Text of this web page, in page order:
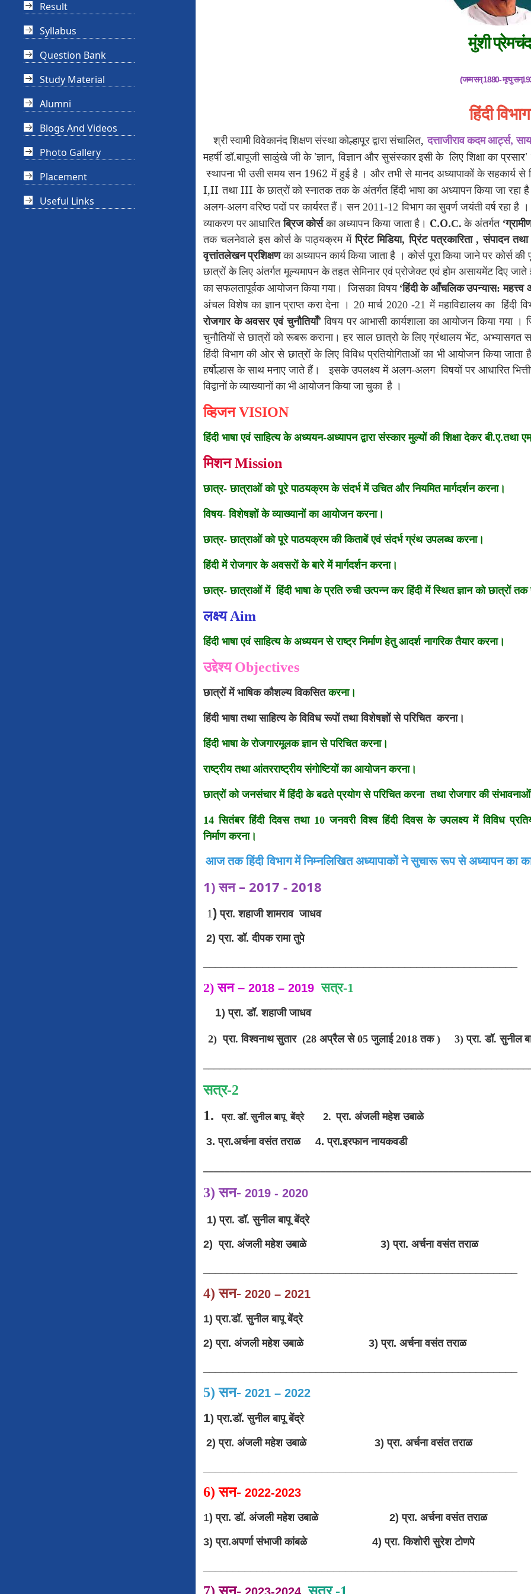
Result
Syllabus
Question Bank
Study Material
Alumni
Blogs And Videos
Photo Gallery
Placement
Useful Links
मुंशी प्रेमचंद
(जन्म सन् 1880- मृत्यु
हिंदीविभाग
श्री स्वामी विवेकानंद शिक्षण संस्था कोल्हापूर द्वारा संचालित,दत्ताजीराव कदम आर्ट्स,
महर्षी डॉ.बापूजी साळुंखे जी के 'ज्ञान,विज्ञान और सुसंस्कार इसी के लिए शिक्षा का प्रसार'
स्थापना भी उसी समय सन 1962में हुई है । और तभी से मानद अध्यापाकों के सहकार्य से
I,IIतथा IIIके छात्रों को स्नातक तक के अंतर्गत हिंदी भाषा का अध्यापन किया जा रहा
अलग-अलग वरिष्ठ पदों पर कार्यरत हैं। सन2011-12विभाग का सुवर्ण जयंती वर्ष रहा है ।
व्याकरण पर आधारित ब्रिज कोर्स का अध्यापन किया जाता है। C.O.C. के अंतर्गत ‘
तक चलनेवाले इस कोर्स के पाठ्यक्रम में प्रिंट मिडिया,प्रिंट पत्रकारिता,संपादन तथा
वृत्तांतलेखन प्रशिक्षण का अध्यापन कार्य किया जाता है । कोर्स पूरा किया जाने पर कोर्स की
छात्रों के लिए अंतर्गत मूल्यमापन के तहत सेमिनार एवं प्रोजेक्ट एवं होम असायमेंट दिए जाते
का सफलतापूर्वक आयोजन किया गया। जिसका विषय ‘हिंदी के आँचलिक उपन्यास:महत्त्व
अंचल विशेष का ज्ञान प्राप्त करा देना । 20मार्च2020 -21में महाविद्यालय का हिंदी
रोजगार के अवसर एवं चुनौतियाँ’ विषय पर आभासी कार्यशाला का आयोजन किया गया ।
चुनौतियों से छात्रों को रूबरू कराना। हर साल छात्रो के लिए ग्रंथालय भेंट, अभ्यासगत
हिंदी विभाग की ओर से छात्रों के लिए विविध प्रतियोगिताओं का भी आयोजन किया जाता
हर्षोल्हास के साथ मनाए जाते हैं। इसके उपलक्ष्य में अलग-अलग विषयों पर आधारित
विद्वानों के व्याख्यानों का भी आयोजन किया जा चुका है ।
व्हिजन VISION
हिंदी भाषा एवं साहित्य के अध्ययन-अध्यापन द्वारा संस्कार मुल्यों की शिक्षा देकर
मिशन Mission
छात्र- छात्राओं को पूरे पाठयक्रम के संदर्भ में उचित और नियमित मार्गदर्शन करना।
विषय- विशेषज्ञों के व्याख्यानों का आयोजन करना।
छात्र- छात्राओं को पूरे पाठयक्रम की किताबें एवं संदर्भ ग्रंथ उपलब्ध करना।
हिंदी में रोजगार के अवसरों के बारे में मार्गदर्शन करना।
छात्र- छात्राओं में हिंदी भाषा के प्रति रुची उत्पन्न कर हिंदी में स्थित ज्ञान को छात्रों
लक्ष्य Aim
हिंदी भाषा एवं साहित्य के अध्ययन से राष्ट्र निर्माण हेतु आदर्श नागरिक तैयार करना।
उद्देश्य Objectives
छात्रों में भाषिक कौशल्य विकसित करना।
हिंदी भाषा तथा साहित्य के विविध रूपों तथा विशेषज्ञों से परिचितकरना।
हिंदी भाषा के रोजगारमूलक ज्ञान से परिचित करना।
राष्ट्रीय तथा आंतरराष्ट्रीय संगोष्टियों का आयोजन करना।
छात्रों को जनसंचार में हिंदी के बढते प्रयोग से परिचित करना तथा रोजगार की संभावनाओं
14 सितंबर हिंदी दिवस तथा 10 जनवरी विश्व हिंदी दिवस के उपलक्ष्य में विविध
निर्माण करना।
आज तक हिंदी विभाग में निम्नलिखित अध्यापाकों ने सुचारू रूप से अध्यापन का
1) सन – 2017 - 2018
1) प्रा. शहाजी शामराव जाधव
2) प्रा. डॉ. दीपक रामा तुपे
2)सन– 2018 – 2019 सत्र-1
1)प्रा. डॉ. शहाजी जाधव
2)प्रा.विश्वनाथ सुतार (28 अप्रैल से 05 जुलाई 2018 तक ) 3)प्रा.डॉ.सुनील
सत्र-2
1.
प्रा. डॉ. सुनील बापू बेंद्रे 2.प्रा. अंजली महेश उबाळे
3. प्रा.अर्चना वसंत तराळ 4.प्रा.इरफान नायकवडी
3)सन- 2019 - 2020
1) प्रा. डॉ. सुनील बापू बेंद्रे
2) प्रा. अंजली महेश उबाळे 3) प्रा. अर्चना वसंत तराळ
4)सन- 2020 – 2021
1) प्रा.डॉ. सुनील बापू बेंद्रे
2) प्रा. अंजली महेश उबाळे 3) प्रा. अर्चना वसंत तराळ
5)सन- 2021 – 2022
1) प्रा.डॉ. सुनील बापू बेंद्रे
2) प्रा. अंजली महेश उबाळे 3) प्रा. अर्चना वसंत तराळ
6)सन- 2022-2023
1) प्रा. डॉ. अंजली महेश उबाळे 2) प्रा. अर्चना वसंत तराळ
3) प्रा.अपर्णा संभाजी कांबळे 4) प्रा. किशोरी सुरेश टोणपे